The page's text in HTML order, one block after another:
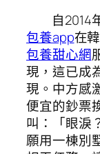
自2014
包養app在
包養甜心網
現，這已成
現。中方感
便宜的鈔票
叫：「眼淚
願用一棟別